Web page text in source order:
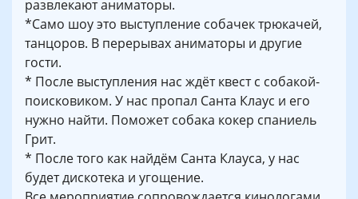
развлекают аниматоры.
*Само шоу это выступление собачек трюкачей,
танцоров. В перерывах аниматоры и другие
гости.
* После выступления нас ждёт квест с собакой-
поисковиком. У нас пропал Санта Клаус и его
нужно найти. Поможет собака кокер спаниель
Грит.
* После того как найдём Санта Клауса, у нас
будет дискотека и угощение.